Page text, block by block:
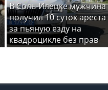
В Соль-Илецке мужчина
получил 10 суток ареста
за пьяную езду на
квадроцикле без прав